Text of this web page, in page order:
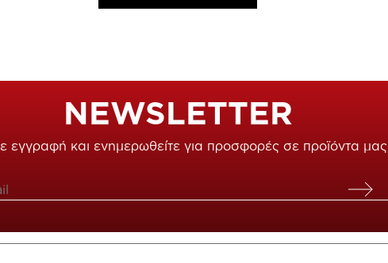
NEWSLETTER
εγγραφή και ενημερωθείτε για προσφορές σε προϊόντα μας